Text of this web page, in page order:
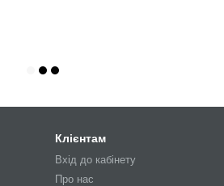
Клієнтам
Вхід до кабінету
Про нас